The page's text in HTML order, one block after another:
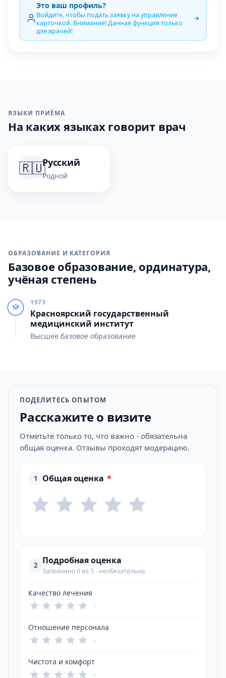
Это ваш профиль?
Войдите, чтобы подать заявку на управление
карточкой. Внимание! Данная функция только
для врачей!
ЯЗЫКИ ПРИЁМА
На каких языках говорит врач
🇷🇺Русский
Родной
ОБРАЗОВАНИЕ И КАТЕГОРИЯ
Базовое образование, ординатура,
учёная степень
1973
Красноярский государственный
медицинский институт
Высшее базовое образование
ПОДЕЛИТЕСЬ ОПЫТОМ
Расскажите о визите
Отметьте только то, что важно - обязательна
общая оценка. Отзывы проходят модерацию.
1 Общая оценка *
2 Подробная оценка
Заполнено 0 из 5 - необязательно
Качество лечения
-
Отношение персонала
-
Чистота и комфорт
-